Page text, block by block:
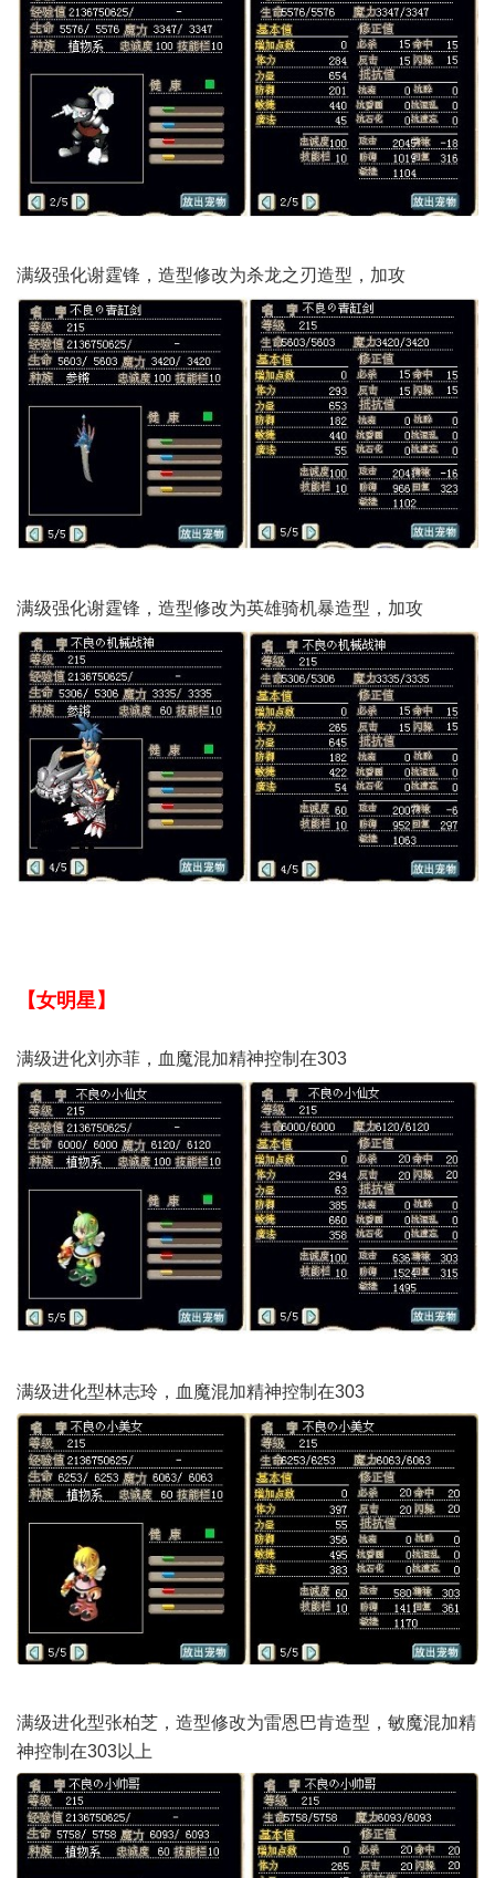
满级强化谢霆锋，造型修改为杀龙之刃造型，加攻
满级强化谢霆锋，造型修改为英雄骑机暴造型，加攻
【女明星】
满级进化刘亦菲，血魔混加精神控制在303
满级进化型林志玲，血魔混加精神控制在303
满级进化型张柏芝，造型修改为雷恩巴肯造型，敏魔混加精
神控制在303以上